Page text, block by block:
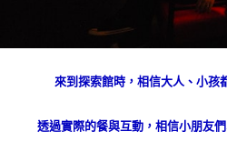
來到探索館時，相信大人、小孩
透過實際的餐與互動，相信小朋友